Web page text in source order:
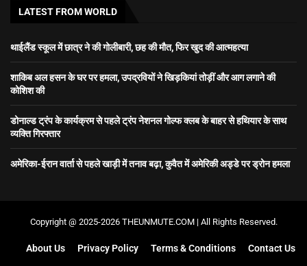
LATEST FROM WORLD
थाईलैंड स्कूल में छात्र ने की गोलीबारी, छह की मौत, फिर खुद की आत्महत्या
शाकिब अल हसन के घर पर हमला, उपद्रवियों ने खिड़कियां तोड़ीं और आग लगाने की
कोशिश की
डोनाल्ड ट्रंप के कार्यक्रम से पहले ट्रंप नेशनल गोल्फ क्लब के बाहर से हथियार के साथ
व्यक्ति गिरफ्तार
अमेरिका-ईरान वार्ता से पहले खाड़ी में तनाव बढ़ा, कुवैत में अमेरिकी अड्डे पर ड्रोन हमला
Copyright @ 2025-2026 THEUNMUTE.COM | All Rights Reserved.
About Us Privacy Policy Terms & Conditions Contact Us